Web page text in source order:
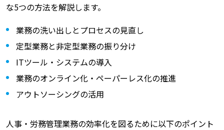
な5つの方法を解説します。
業務の洗い出しとプロセスの見直し
定型業務と非定型業務の振り分け
ITツール・システムの導入
業務のオンライン化・ペーパーレス化の推進
アウトソーシングの活用
人事・労務管理業務の効率化を図るために以下のポイント